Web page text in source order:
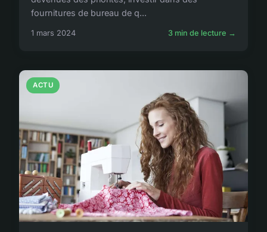
fournitures de bureau de q...
1 mars 2024 3 min de lecture →
ACTU